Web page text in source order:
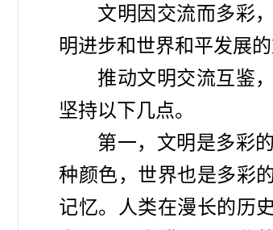
文明因交流而多彩
明进步和世界和平发展的
推动文明交流互鉴
坚持以下几点。
第一，文明是多彩
种颜色，世界也是多彩
记忆。人类在漫长的历